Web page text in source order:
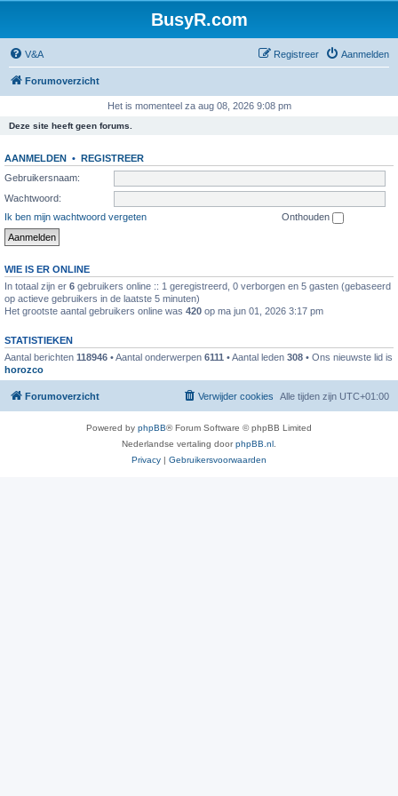
BusyR.com
V&A Aanmelden
Registreer
Forumoverzicht
Het is momenteel za aug 08, 2026 9:08 pm
Deze site heeft geen forums.
AANMELDEN • REGISTREER
Gebruikersnaam:
Wachtwoord:
Ik ben mijn wachtwoord vergeten
Onthouden
WIE IS ER ONLINE
In totaal zijn er 6 gebruikers online :: 1 geregistreerd, 0 verborgen en 5 gasten (gebaseerd
op actieve gebruikers in de laatste 5 minuten)
Het grootste aantal gebruikers online was 420 op ma jun 01, 2026 3:17 pm
STATISTIEKEN
Aantal berichten 118946 • Aantal onderwerpen 6111 • Aantal leden 308 • Ons nieuwste lid is
horozco
Forumoverzicht Alle tijden zijn UTC+01:00
Verwijder cookies
Powered by phpBB® Forum Software © phpBB Limited
Nederlandse vertaling doorphpBB.nl
Privacy | Gebruikersvoorwaarden